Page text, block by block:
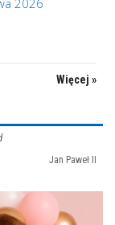
Więcej »
Jan Paweł II